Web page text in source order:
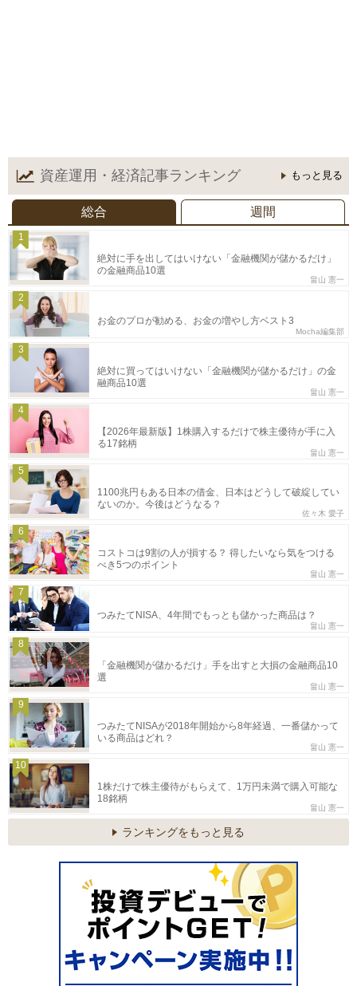
資産運用・経済記事ランキング もっと見る
総合 週間
1
絶対に手を出してはいけない「金融機関が儲かるだけ」
の金融商品10選
畠山 憲一
2
お金のプロが勧める、お金の増やし方ベスト3
Mocha編集部
3
絶対に買ってはいけない「金融機関が儲かるだけ」の金
融商品10選
畠山 憲一
4
【2026年最新版】1株購入するだけで株主優待が手に入
る17銘柄
畠山 憲一
5
1100兆円もある日本の借金、日本はどうして破綻してい
ないのか。今後はどうなる？
佐々木 愛子
6
コストコは9割の人が損する？ 得したいなら気をつける
べき5つのポイント
畠山 憲一
7
つみたてNISA、4年間でもっとも儲かった商品は？
畠山 憲一
8
「金融機関が儲かるだけ」手を出すと大損の金融商品10
選
畠山 憲一
9
つみたてNISAが2018年開始から8年経過、一番儲かって
いる商品はどれ？
畠山 憲一
10
1株だけで株主優待がもらえて、1万円未満で購入可能な
18銘柄
畠山 憲一
ランキングをもっと見る